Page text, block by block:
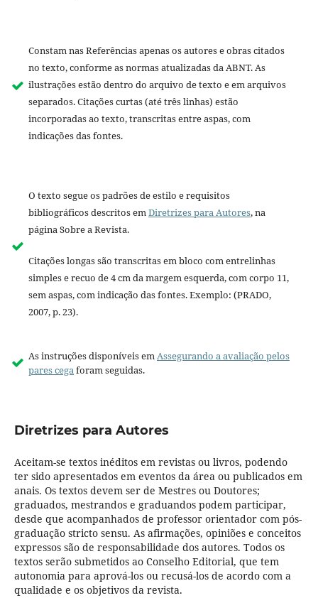
Constam nas Referências apenas os autores e obras citados
no texto, conforme as normas atualizadas da ABNT. As
ilustrações estão dentro do arquivo de texto e em arquivos
separados. Citações curtas (até três linhas) estão
incorporadas ao texto, transcritas entre aspas, com
indicações das fontes.
O texto segue os padrões de estilo e requisitos
bibliográficos descritos emDiretrizes para Autores, na
página Sobre a Revista.
Citações longas são transcritas em bloco com entrelinhas
simples e recuo de 4 cm da margem esquerda, com corpo 11,
sem aspas, com indicação das fontes. Exemplo: (PRADO,
2007, p. 23).
As instruções disponíveis emAssegurando a avaliação pelos
pares cegaforam seguidas.
Diretrizes para Autores
Aceitam-se textos inéditos em revistas ou livros, podendo
ter sido apresentados em eventos da área ou publicados em
anais. Os textos devem ser de Mestres ou Doutores;
graduados, mestrandos e graduandos podem participar,
desde que acompanhados de professor orientador com pós-
graduação stricto sensu. As afirmações, opiniões e conceitos
expressos são de responsabilidade dos autores. Todos os
textos serão submetidos ao Conselho Editorial, que tem
autonomia para aprová-los ou recusá-los de acordo com a
qualidade e os objetivos da revista.